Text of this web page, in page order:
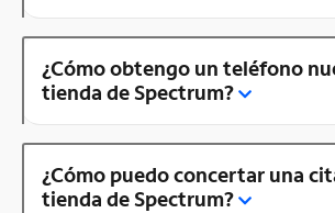
¿Cómo obtengo un teléfono
tienda de Spectrum?
¿Cómo puedo concertar una
tienda de Spectrum?